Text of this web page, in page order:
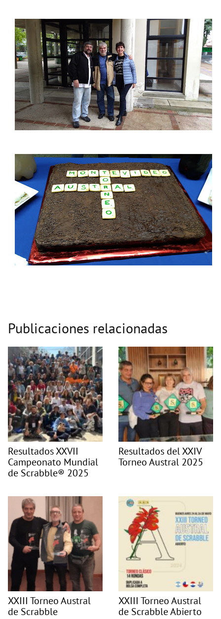
Publicaciones relacionadas
Resultados XXVII
Campeonato Mundial
de Scrabble® 2025
Resultados del XXIV
Torneo Austral 2025
XXIII Torneo Austral
de Scrabble
XXIII Torneo Austral
de Scrabble Abierto